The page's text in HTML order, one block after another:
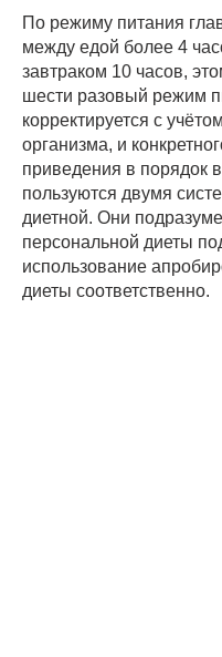
По режиму питания
между едой более 4
завтраком 10 часов,
шести разовый режим
корректируется с
организма, и
приведения в порядок
пользуются двумя
диетной. Они
персональной диеты
использование
диеты соответственно.